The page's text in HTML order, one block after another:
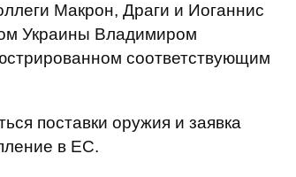
Макрон, Драги и Иоганнис
Украины Владимиром
соответствующим
поставки оружия и заявка
в ЕС.